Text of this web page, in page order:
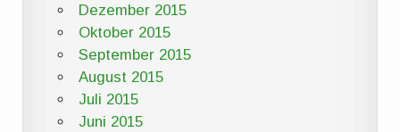
Dezember 2015
Oktober 2015
September 2015
August 2015
Juli 2015
Juni 2015